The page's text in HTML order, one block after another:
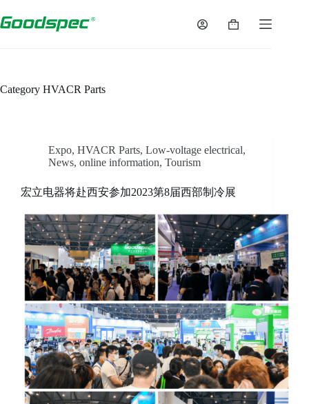
to
content
Shopping
Category HVACR Parts
Expo, HVACR Parts, Low-voltage electrical,
News, online information, Tourism
宏立电器将赴西安参加2023第8届西部制冷展